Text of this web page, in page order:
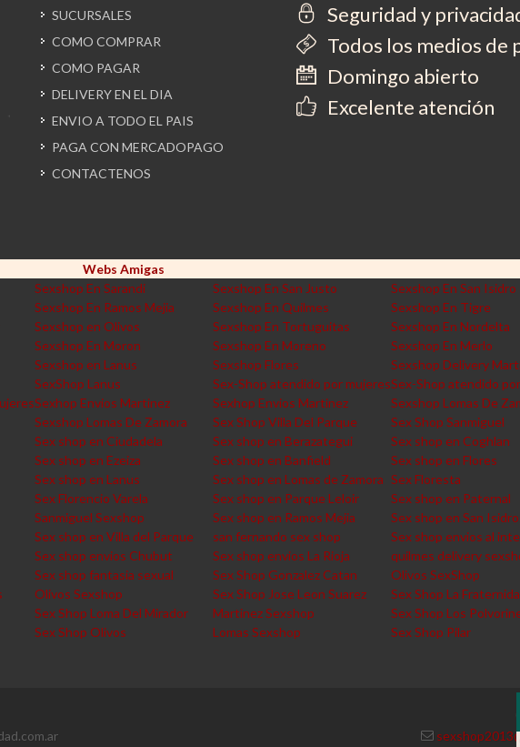
SUCURSALES
COMO COMPRAR
COMO PAGAR
DELIVERY EN EL DIA
ENVIO A TODO EL PAIS
PAGA CON MERCADOPAGO
CONTACTENOS
Seguridad y
Todos los medios de
Domingo abierto
Excelente atención
Webs Amigas
Sexshop En Sarandi Sexshop En San Justo
Sexshop En San Isidro
Sexshop En Ramos Mejia Sexshop En Quilmes
Sexshop En Tigre
Sexshop en Olivos Sexshop En Tortuguitas
Sexshop En Nordelta
Sexshop En Moron Sexshop En Moreno
Sexshop En Merlo
Sexshop en Lanus Sexshop Flores
Sexshop Delivery
SexShop Lanus Sex-Shop atendido por mujeresSex-Shop atendido
Sexhop Envios Martinez Sexhop Envios Martinez
Sexshop Lomas De
Sexshop Lomas De Zamora Sex Shop Villa Del Parque
Sex Shop Sanmiguel
Sex shop en Ciudadela Sex shop en Berazategui
Sex shop en Coghlan
Sex shop en Ezeiza Sex shop en Banfield
Sex shop en Flores
Sex shop en Lanus Sex shop en Lomas de Zamora Sex Floresta
Sex Florencio Varela Sex shop en Parque Leloir
Sex shop en Paternal
Sanmiguel Sexshop Sex shop en Ramos Mejia
Sex shop en San Isidro
Sex shop en Villa del Parque san fernando sex shop
Sex shop envios al
Sex shop envios Chubut Sex shop envios La Rioja
quilmes delivery
Sex shop fantasia sexual Sex Shop Gonzalez Catan
Olivos SexShop
Olivos Sexshop Sex Shop Jose Leon Suarez
Sex Shop La
Sex Shop Loma Del Mirador Martinez Sexshop
Sex Shop Los
Sex Shop Olivos Lomas Sexshop
Sex Shop Pilar